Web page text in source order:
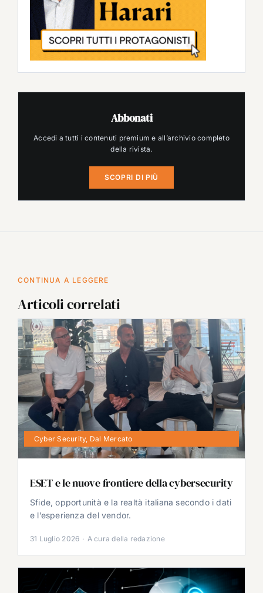
Abbonati
Accedi a tutti i contenuti premium e all’archivio completo
della rivista.
SCOPRI DI PIÙ
CONTINUA A LEGGERE
Articoli correlati
Cyber Security, Dal Mercato
ESET e le nuove frontiere della cybersecurity
Sfide, opportunità e la realtà italiana secondo i dati
e l’esperienza del vendor.
31 Luglio 2026 · A cura della redazione